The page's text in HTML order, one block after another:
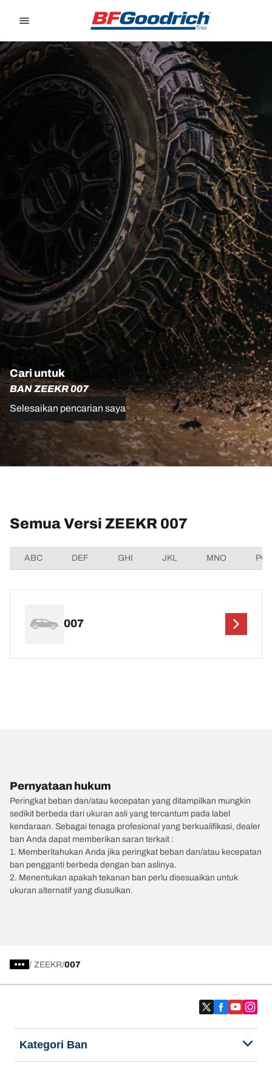
Cari untuk
BAN ZEEKR 007
Selesaikan pencarian saya
Semua Versi ZEEKR 007
ABC DEF GHI JKL MNO
007
Pernyataan hukum
Peringkat beban dan/atau kecepatan yang ditampilkan mungkin
sedikit berbeda dari ukuran asli yang tercantum pada label
kendaraan. Sebagai tenaga profesional yang berkualifikasi, dealer
ban Anda dapat memberikan saran terkait :
1. Memberitahukan Anda jika peringkat beban dan/atau kecepatan
ban pengganti berbeda dengan ban aslinya.
2. Menentukan apakah tekanan ban perlu disesuaikan untuk
ukuran alternatif yang diusulkan.
/ ZEEKR 007
Kategori Ban